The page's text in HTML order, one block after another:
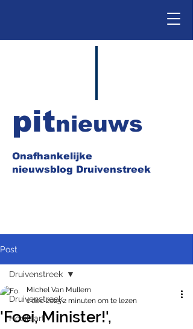
Onafhankelijke
nieuwsblog Druivenstreek
pitnieuws
Post
Druivenstreek
Hoeilaart
Druivenstreek
'Foei, Minister!',
Michel Van Mullem
1 dec 20252 minuten om te lezen